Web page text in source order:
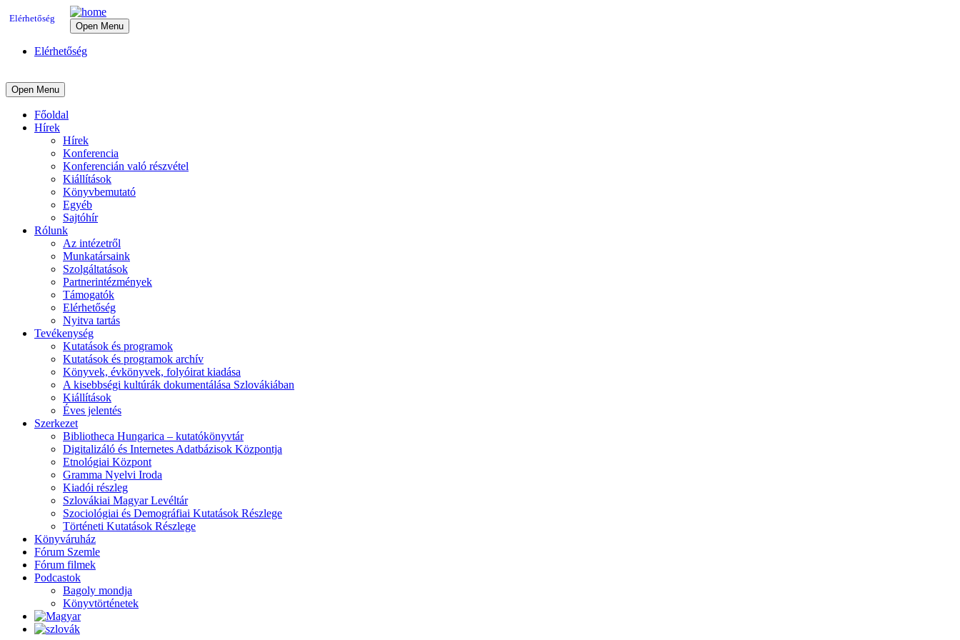
Elérhetőség
Open Menu
Elérhetőség
Open Menu
Főoldal
Hírek
Hírek
Konferencia
Konferencián való részvétel
Kiállítások
Könyvbemutató
Egyéb
Sajtóhír
Rólunk
Az intézetről
Munkatársaink
Szolgáltatások
Partnerintézmények
Támogatók
Elérhetőség
Nyitva tartás
Tevékenység
Kutatások és programok
Kutatások és programok archív
Könyvek, évkönyvek, folyóirat kiadása
A kisebbségi kultúrák dokumentálása Szlovákiában
Kiállítások
Éves jelentés
Szerkezet
Bibliotheca Hungarica – kutatókönyvtár
Digitalizáló és Internetes Adatbázisok Központja
Etnológiai Központ
Gramma Nyelvi Iroda
Kiadói részleg
Szlovákiai Magyar Levéltár
Szociológiai és Demográfiai Kutatások Részlege
Történeti Kutatások Részlege
Könyváruház
Fórum Szemle
Fórum filmek
Podcastok
Bagoly mondja
Könyvtörténetek